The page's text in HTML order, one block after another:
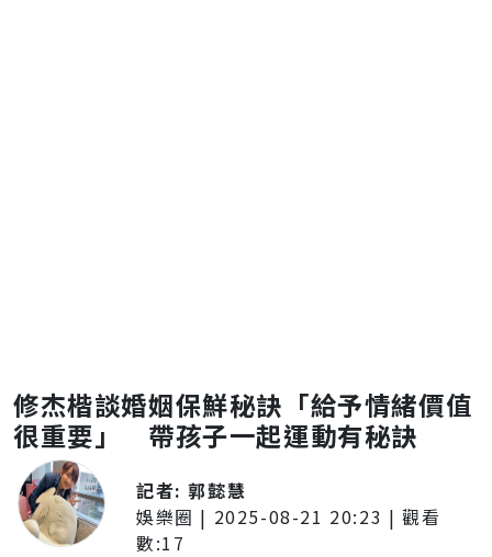
修杰楷談婚姻保鮮秘訣「給予情緒價值
很重要」 帶孩子一起運動有秘訣
記者:郭懿慧
娛樂圈 | 2025-08-21 20:23 | 觀看
數:17